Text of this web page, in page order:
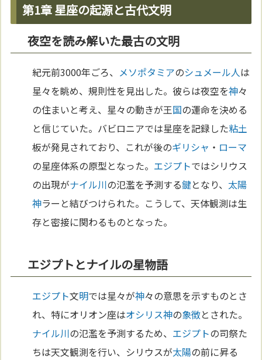
第1章 星座の起源と古代文明
夜空を読み解いた最古の文明
紀元前3000年ごろ、 メソポタミアのシュメール人は
星々を眺め、規則性を見出した。彼らは夜空を神々
の住まいと考え、星々の動きが王国の運命を決める
と信じていた。バビロニアでは星座を記録した粘土
板が発見されており、これが後のギリシャ ・ ローマ
の星座体系の原型となった。 エジプトではシリウス
の出現がナイル川の氾濫を予測する鍵となり、 太陽
神ラーと結びつけられた。こうして、天体観測は生
存と密接に関わるものとなった。
エジプトとナイルの星物語
エジプト文明では星々が神々の意思を示すものとさ
れ、特にオリオン座はオシリス神の象徴とされた。
ナイル川の氾濫を予測するため、 エジプトの司祭た
ちは天文観測を行い、シリウスが太陽の前に昇る